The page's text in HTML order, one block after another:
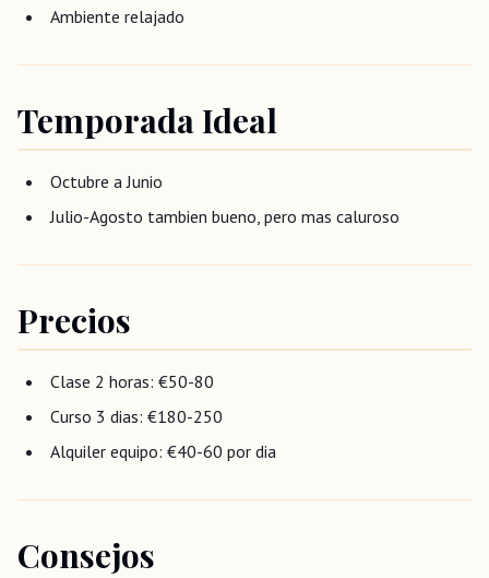
Ambiente relajado
Temporada Ideal
Octubre a Junio
Julio-Agosto tambien bueno, pero mas caluroso
Precios
Clase 2 horas: €50-80
Curso 3 dias: €180-250
Alquiler equipo: €40-60 por dia
Consejos